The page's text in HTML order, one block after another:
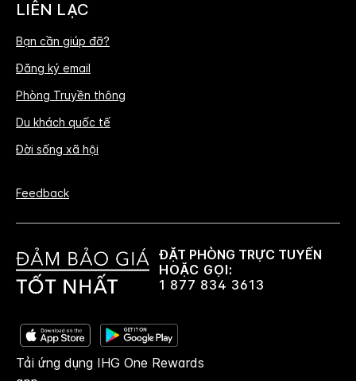
LIÊN LẠC
Bạn cần giúp đỡ?
Đăng ký email
Phòng Truyền thông
Du khách quốc tế
Đời sống xã hội
Feedback
ĐẶT PHÒNG TRỰC TUYẾN
HOẶC GỌI:
1 877 834 3613
Tải ứng dụng IHG One Rewards